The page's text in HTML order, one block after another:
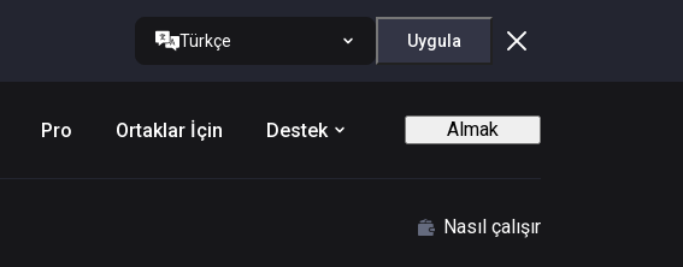
Türkçe Uygula
Pro Ortaklar İçin Destek Almak
Nasıl çalışır